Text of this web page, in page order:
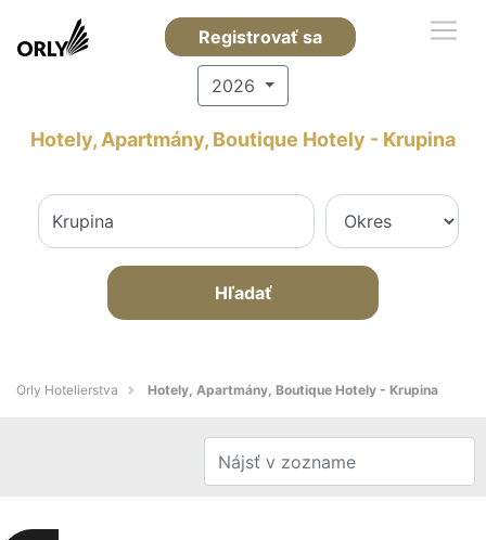
Registrovať sa
2026
Hotely, Apartmány, Boutique Hotely - Krupina
Hľadať
Orly Hotelierstva Hotely, Apartmány, Boutique Hotely - Krupina